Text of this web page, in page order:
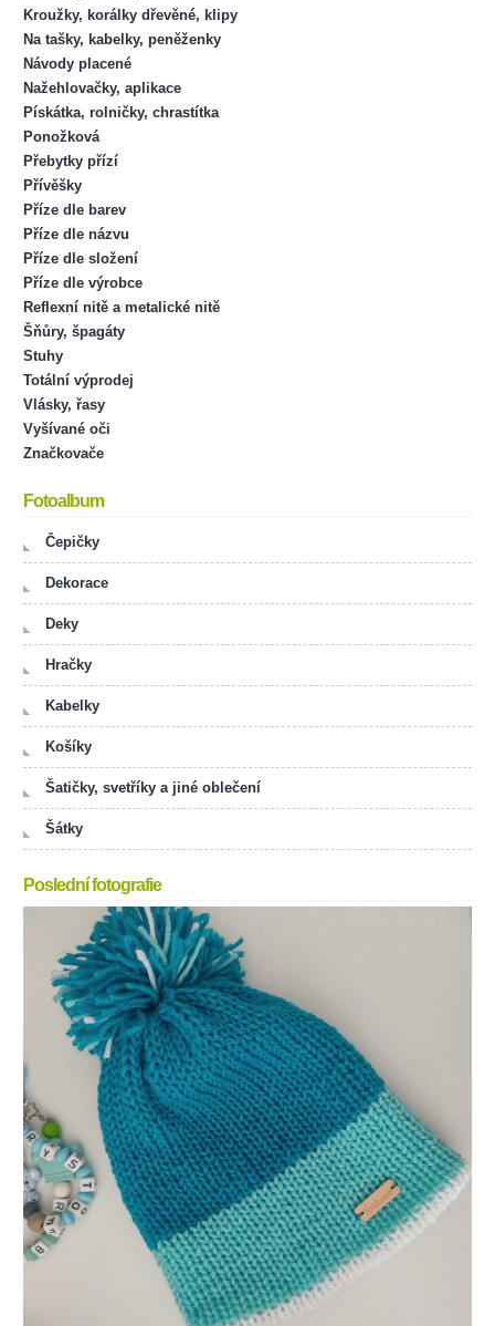
Kroužky, korálky dřevěné, klipy
Na tašky, kabelky, peněženky
Návody placené
Nažehlovačky, aplikace
Pískátka, rolničky, chrastítka
Ponožková
Přebytky přízí
Přívěšky
Příze dle barev
Příze dle názvu
Příze dle složení
Příze dle výrobce
Reflexní nitě a metalické nitě
Šňůry, špagáty
Stuhy
Totální výprodej
Vlásky, řasy
Vyšívané oči
Značkovače
Fotoalbum
Čepičky
Dekorace
Deky
Hračky
Kabelky
Košíky
Šatičky, svetříky a jiné oblečení
Šátky
Poslední fotografie